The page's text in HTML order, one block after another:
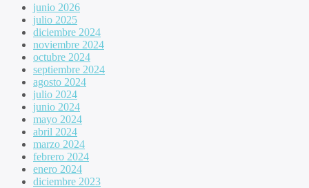
junio 2026
julio 2025
diciembre 2024
noviembre 2024
octubre 2024
septiembre 2024
agosto 2024
julio 2024
junio 2024
mayo 2024
abril 2024
marzo 2024
febrero 2024
enero 2024
diciembre 2023